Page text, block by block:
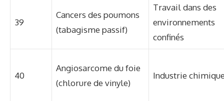
39
Cancers des poumons
(tabagisme passif)
Travail dans des
environnements
confinés
40
Angiosarcome du foie
(chlorure de vinyle)
Industrie